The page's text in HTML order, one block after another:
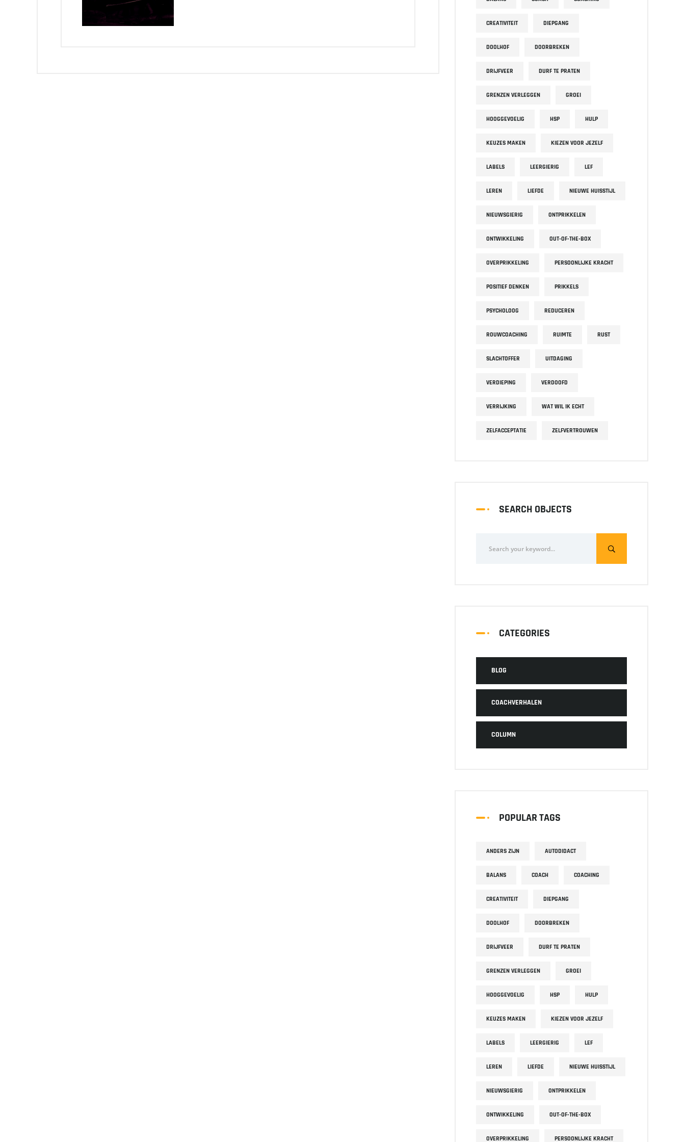
CREATIVITEIT DIEPGANG
DOOLHOF DOORBREKEN
DRIJFVEER DURF TE PRATEN
GRENZEN VERLEGGEN GROEI
HOOGGEVOELIG HSP HULP
KEUZES MAKEN KIEZEN VOOR JEZELF
LABELS LEERGIERIG LEF
LEREN LIEFDE NIEUWE HUISSTIJL
NIEUWSGIERIG ONTPRIKKELEN
ONTWIKKELING OUT-OF-THE-BOX
OVERPRIKKELING PERSOONLIJKE KRACHT
POSITIEF DENKEN PRIKKELS
PSYCHOLOOG REDUCEREN
ROUWCOACHING RUIMTE RUST
SLACHTOFFER UITDAGING
VERDIEPING VERDOOFD
VERRIJKING WAT WIL IK ECHT
ZELFACCEPTATIE ZELFVERTROUWEN
SEARCH OBJECTS
CATEGORIES
BLOG
COACHVERHALEN
COLUMN
POPULAR TAGS
ANDERS ZIJN AUTODIDACT
BALANS COACH COACHING
CREATIVITEIT DIEPGANG
DOOLHOF DOORBREKEN
DRIJFVEER DURF TE PRATEN
GRENZEN VERLEGGEN GROEI
HOOGGEVOELIG HSP HULP
KEUZES MAKEN KIEZEN VOOR JEZELF
LABELS LEERGIERIG LEF
LEREN LIEFDE NIEUWE HUISSTIJL
NIEUWSGIERIG ONTPRIKKELEN
ONTWIKKELING OUT-OF-THE-BOX
OVERPRIKKELING PERSOONLIJKE KRACHT